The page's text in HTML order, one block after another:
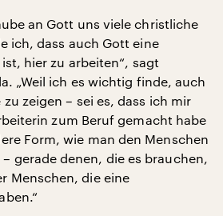
an Gott uns viele christliche
ich, dass auch Gott eine
hier zu arbeiten“, sagt
„Weil ich es wichtig finde, auch
zeigen – sei es, dass ich mir
zum Beruf gemacht habe
Form, wie man den Menschen
gerade denen, die es brauchen,
Menschen, die eine